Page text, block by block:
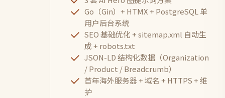
Go（Gin）+ HTMX + PostgreSQL 单
用户后台系统
SEO 基础优化 + sitemap.xml 自动生
成 + robots.txt
JSON-LD 结构化数据（Organization
/ Product / Breadcrumb）
首年海外服务器 + 域名 + HTTPS + 维
护